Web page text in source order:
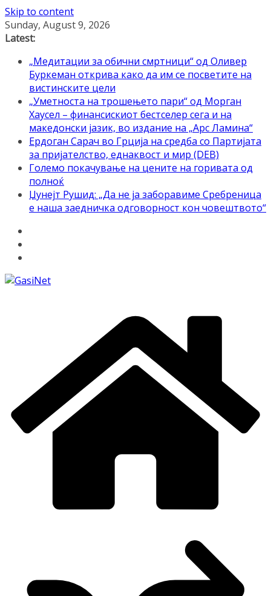
Skip to content
Sunday, August 9, 2026
Latest:
„Медитации за обични смртници“ од Оливер
Буркеман открива како да им се посветите на
вистинските цели
„Уметноста на трошењето пари“ од Морган
Хаусел – финансискиот бестселер сега и на
македонски јазик, во издание на „Арс Ламина“
Ердоган Сарач во Грција на средба со Партијата
за пријателство, еднаквост и мир (DEB)
Големо покачување на цените на горивата од
полноќ
Џунејт Рушид: „Да не ја заборавиме Сребреница
е наша заедничка одговорност кон човештвото“